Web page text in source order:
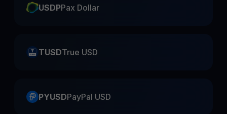
USDPPax Dollar
TUSDTrue USD
PYUSDPayPal USD